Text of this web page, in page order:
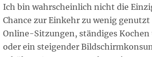
Ich bin wahrscheinlich nicht die
Chance zur Einkehr zu wenig genutzt
Online-Sitzungen, ständiges Kochen
oder ein steigender